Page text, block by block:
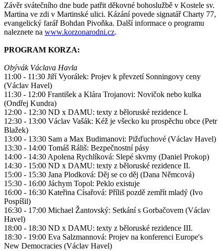
Závěr svátečního dne bude patřit děkovné bohoslužbě v Kostele sv.
Martina ve zdi v Martinské ulici. Kázání povede signatář Charty 77,
evangelický farář Bohdan Pivoňka. Další informace o programu
naleznete na www.korzonarodni.cz.
PROGRAM KORZA:
Obývák Václava Havla
11:00 - 11:30 Jiří Vyorálek: Projev k převzetí Sonningovy ceny
(Václav Havel)
11:30 - 12:00 František a Klára Trojanovi: Novičok nebo kulka
(Ondřej Kundra)
12:00 - 12:30 ND x DAMU: texty z běloruské rezidence I.
12:30 - 13:00 Václav Vašák: Kéž je všecko ku prospěchu obce (Petr
Blažek)
13:00 - 13:30 Sam a Max Budimanovi: Pižďuchové (Václav Havel)
13:30 - 14:00 Tomáš Ráliš: Bezpečnostní pásy
14:00 - 14:30 Apolena Rychlíková: Slepé skvrny (Daniel Prokop)
14:30 - 15:00 ND x DAMU: texty z běloruské rezidence II.
15:00 - 15:30 Jana Plodková: Děj se co děj (Dana Němcová)
15:30 - 16:00 Jáchym Topol: Peklo existuje
16:00 - 16:30 Kateřina Císařová: Příliš pozdě zemřít mladý (Ivo
Pospíšil)
16:30 - 17:00 Michael Žantovský: Setkání s Gorbačovem (Václav
Havel)
18:00 - 18:30 ND x DAMU: texty z běloruské rezidence III.
18:30 - 19:00 Eva Salzmannová: Projev na konferenci Europe's
New Democracies (Václav Havel)